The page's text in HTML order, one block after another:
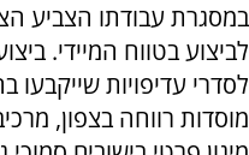
במסגרת עבודתו הצביע
לביצוע בטווח המיידי.
לסדרי עדיפויות שייקבעו
מוסדות רווחה בצפון,